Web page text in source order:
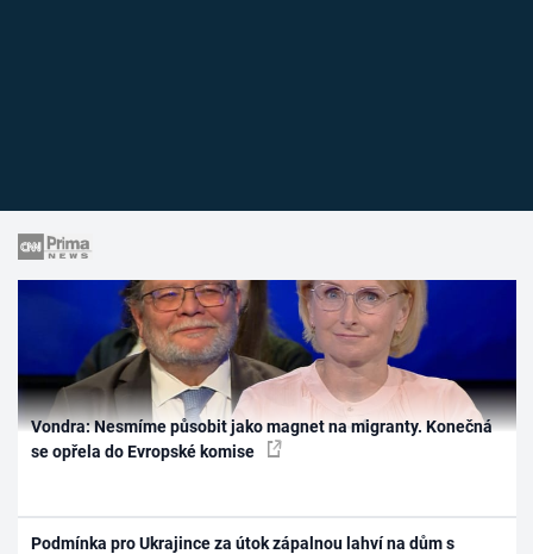
Vondra: Nesmíme působit jako magnet na migranty. Konečná
se opřela do Evropské komise
Podmínka pro Ukrajince za útok zápalnou lahví na dům s